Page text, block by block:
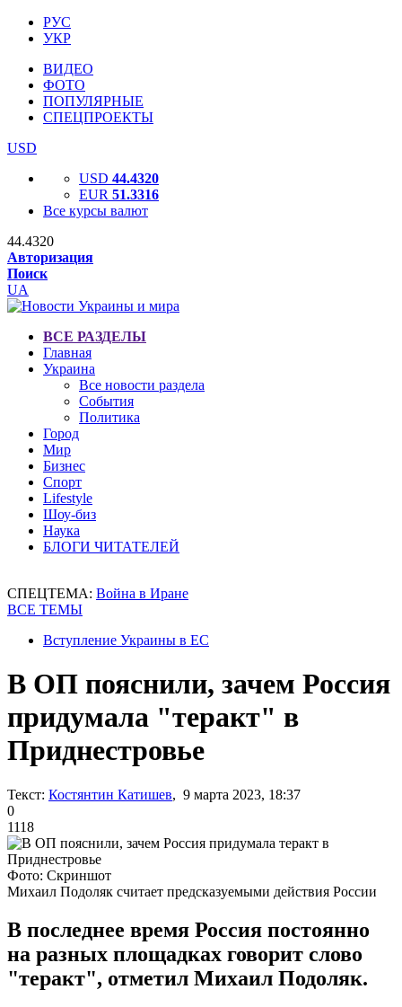
РУС
УКР
ВИДЕО
ФОТО
ПОПУЛЯРНЫЕ
СПЕЦПРОЕКТЫ
USD
USD 44.4320
EUR 51.3316
Все курсы валют
44.4320
Авторизация
Поиск
UA
ВСЕ РАЗДЕЛЫ
Главная
Украина
Все новости раздела
События
Политика
Город
Мир
Бизнес
Спорт
Lifestyle
Шоу-биз
Наука
БЛОГИ ЧИТАТЕЛЕЙ
СПЕЦТЕМА: Война в Иране
ВСЕ ТЕМЫ
Вступление Украины в ЕС
В ОП пояснили, зачем Россия
придумала "теракт" в
Приднестровье
Текст: Костянтин Катишев, 9 марта 2023, 18:37
0
1118
Фото: Скриншот
Михаил Подоляк считает предсказуемыми действия России
В последнее время Россия постоянно
на разных площадках говорит слово
"теракт", отметил Михаил Подоляк.